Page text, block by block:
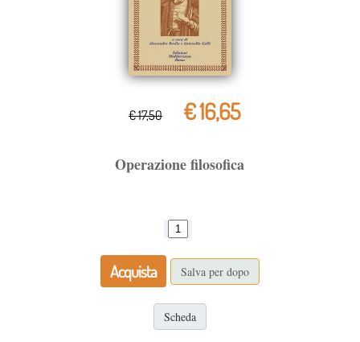
€ 17,50 € 16,65
Operazione filosofica
Acquista Salva per dopo
Scheda